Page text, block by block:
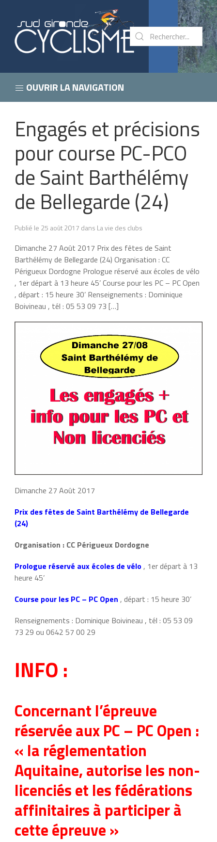
OUVRIR LA NAVIGATION
Engagés et précisions
pour course PC-PCO
de Saint Barthélémy
de Bellegarde (24)
Publié le 25 août 2017 dans La vie des clubs
Dimanche 27 Août 2017 Prix des fêtes de Saint
Barthélémy de Bellegarde (24) Organisation : CC
Périgueux Dordogne Prologue réservé aux écoles de vélo
, 1er départ à 13 heure 45’ Course pour les PC – PC Open
, départ : 15 heure 30’ Renseignements : Dominique
Boivineau , tél : 05 53 09 73 […]
Dimanche 27 Août 2017
Prix des fêtes de Saint Barthélémy de Bellegarde
(24)
Organisation : CC Périgueux Dordogne
Prologue réservé aux écoles de vélo , 1er départ à 13
heure 45’
Course pour les PC – PC Open , départ : 15 heure 30’
Renseignements : Dominique Boivineau , tél : 05 53 09
73 29 ou 0642 57 00 29
INFO :
Concernant l’épreuve
réservée aux PC – PC Open :
« la réglementation
Aquitaine, autorise les non-
licenciés et les fédérations
affinitaires à participer à
cette épreuve »